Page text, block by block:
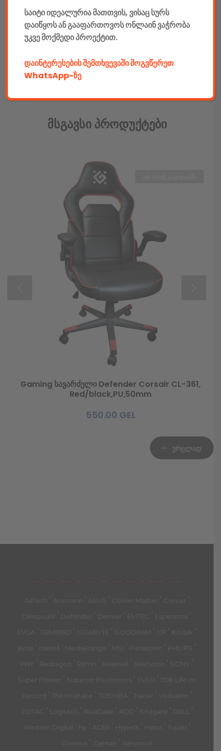
LED განათებით
დინამიკის ზომა: 400 × 190 × 154 mm
Facebook კომენტარები
Მსგავსი Პროდუქტები
ვრცლად
Gaming სავარძელი Defender Corsair CL-361,
Red/black,PU,50mm
550.00 GEL
A4Tech ' Ansmann ' ASUS ' Cooler Master ' Corsair '
Deepcool ' Defender ' Denver ' EMTEC ' Esperanza '
EVGA ' GEMBIRD ' GIGABYTE ' GOODRAM ' GP ' Kodak '
Koss ' maxell ' MediaRange ' MSI ' Panasonic ' PHILIPS '
PNY ' Redragon ' Ritmix ' Rosewill ' SeaSonic ' SONY '
Super Flower ' Superior Electronics ' SVEN ' TDK Life on
Record ' Thermaltake ' TOSHIBA ' Tracer ' Verbatim '
ZOTAC ' Logitech ' RivaCase ' AOC ' Seagate ' DELL '
Western Digital ' hp ' ACER ' HyperX ' Hator ' Razer '
Glorious ' Zalman ' Aerocool
საიტი იდეალურია მათთვის, ვისაც სურს
დაიწყოს ან გააფართოვოს ონლაინ ვაჭრობა
უკვე მოქმედი პროექტით.
დაინტერესების შემთხვევაში მოგვწერეთ
WhatsApp-ზე